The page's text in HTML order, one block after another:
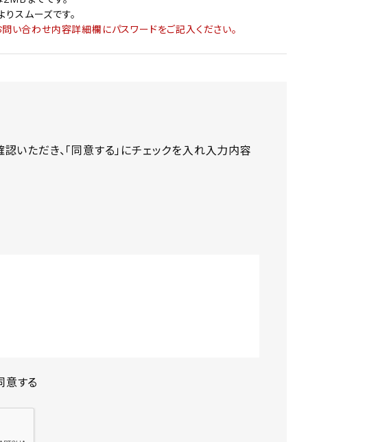
スムーズです。
い合わせ内容詳細欄にパスワードをご記入ください。
ただき、「同意する」にチェックを入れ入力内容
意する